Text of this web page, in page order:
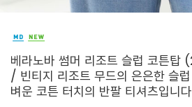
베라노바 썸머 리조트 슬럽 코튼
/ 빈티지 리조트 무드의 은은한 슬
벼운 코튼 터치의 반팔 티셔츠입니다